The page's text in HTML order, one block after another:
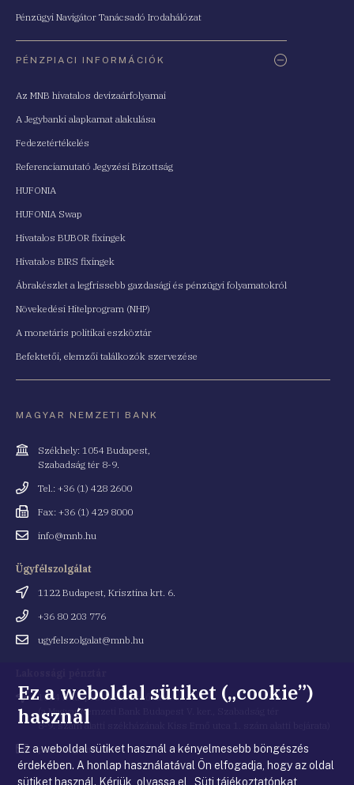
Pénzügyi Navigátor Tanácsadó Irodahálózat
PÉNZPIACI INFORMÁCIÓK
Az MNB hivatalos devizaárfolyamai
A Jegybanki alapkamat alakulása
Fedezetértékelés
Referenciamutató Jegyzési Bizottság
HUFONIA
HUFONIA Swap
Hivatalos BUBOR fixingek
Hivatalos BIRS fixingek
Ábrakészlet a legfrissebb gazdasági és pénzügyi folyamatokról
Növekedési Hitelprogram (NHP)
A monetáris politikai eszköztár
Befektetői, elemzői találkozók szervezése
MAGYAR NEMZETI BANK
Cím
Székhely: 1054 Budapest,
Szabadság tér 8-9.
Telefonszám
Tel.: +36 (1) 428 2600
Fax
Fax: +36 (1) 429 8000
Emailinfo@mnb.hu
Ügyfélszolgálat
Cím
1122 Budapest, Krisztina krt. 6.
Telefonszám
+36 80 203 776
Emailugyfelszolgalat@mnb.hu
Cím 1054 Budapest, Kiss Ernő utca 1.
(a Magyar Nemzeti Bank Budapest V. ker., Szabadság tér
8-9. szám alatti székházának Kiss Ernő utca 1. szám alatti bejárata)
Email
cím
penztar@mnb.hu
Ez a weboldal sütiket („cookie”)
használ
Ez a weboldal sütiket használ a kényelmesebb böngészés
érdekében. A honlap használatával Ön elfogadja, hogy az oldal
sütiket használ. Kérjük, olvassa el Süti tájékoztatónkat